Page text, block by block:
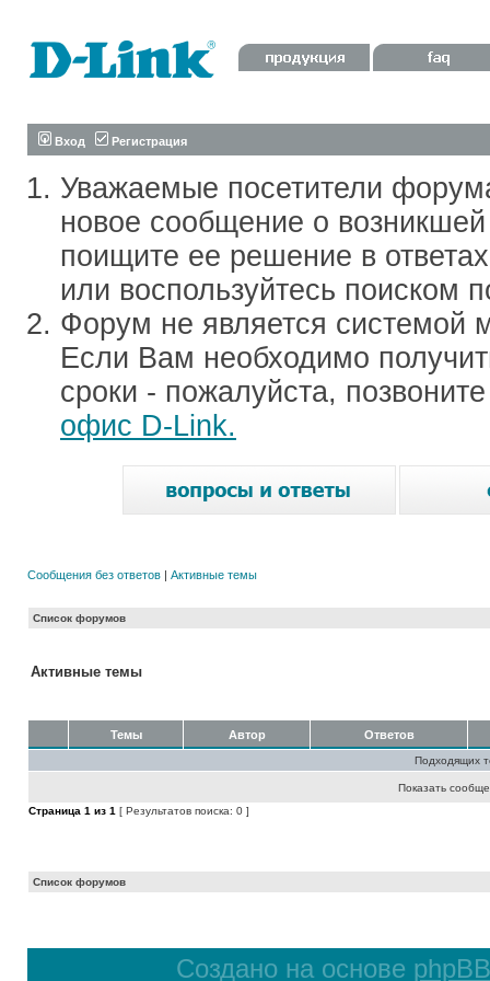
Вход Регистрация
Уважаемые посетители
новое сообщение о
поищите ее решение в
или воспользуйтесь поиском
Форум не является системой
Если Вам необходимо
сроки - пожалуйста,
офис D-Link.
Сообщения без ответов | Активные темы
Список форумов
Активные темы
Темы Автор Ответов
Подходящих
Показать
Страница 1 из 1 [ Результатов поиска: 0 ]
Список форумов
Создано на основе phpBB